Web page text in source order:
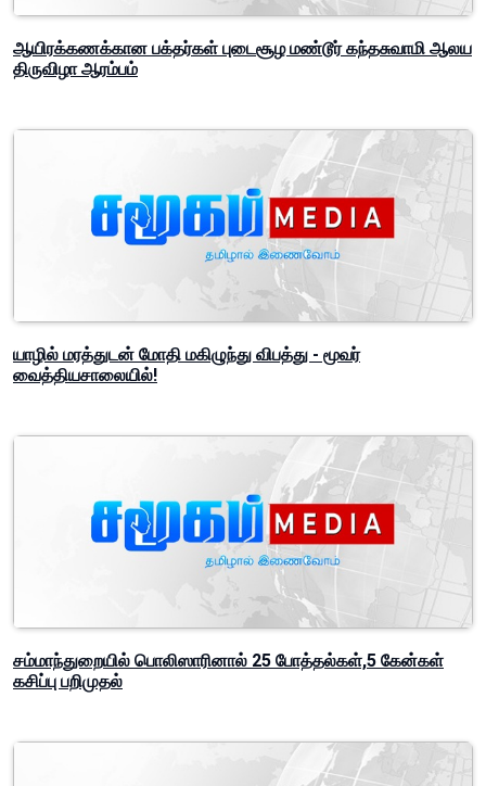
ஆயிரக்கணக்கான பக்தர்கள் புடைசூழ மண்டூர் கந்தசுவாமி ஆலய
திருவிழா ஆரம்பம்
யாழில் மரத்துடன் மோதி மகிழுந்து விபத்து - மூவர்
வைத்தியசாலையில்!
சம்மாந்துறையில் பொலிஸாரினால் 25 போத்தல்கள்,5 கேன்கள்
கசிப்பு பறிமுதல்